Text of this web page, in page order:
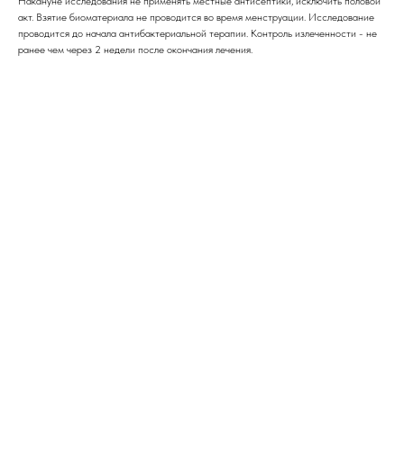
акт. Взятие биоматериала не проводится во время менструации. Исследование
проводится до начала антибактериальной терапии. Контроль излеченности - не
ранее чем через 2 недели после окончания лечения.